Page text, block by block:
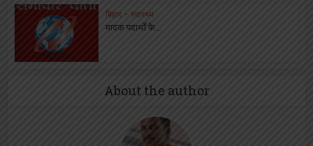
बिहार • स्वास्थ्य
मादक पदार्थों के...
About the author